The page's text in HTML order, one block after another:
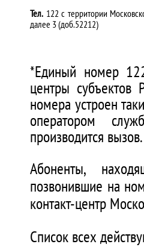
Тел. 122 с территории
далее 3 (доб.52212)
*Единый номер
центры субъектов
номера устроен
оператором
производится вызов.
Абоненты,
позвонившие на
контакт-центр
Список всех